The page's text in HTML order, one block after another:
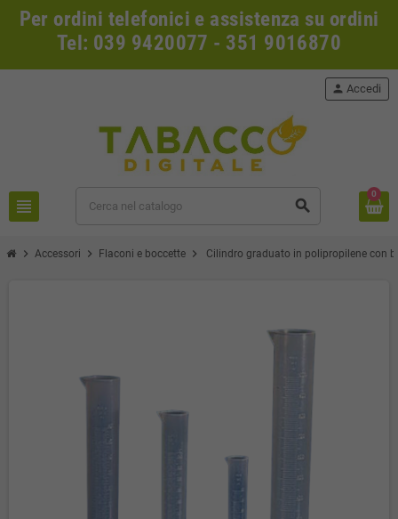
Per ordini telefonici e assistenza su ordini
Tel: 039 9420077 - 351 9016870
view_headline search
person Accedi
0
chevron_right Accessori chevron_right Flaconi e boccette chevron_right Cilindro graduato in polipropilene con